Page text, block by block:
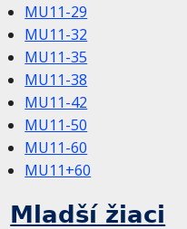
MU11-29
MU11-32
MU11-35
MU11-38
MU11-42
MU11-50
MU11-60
MU11+60
Mladší žiaci